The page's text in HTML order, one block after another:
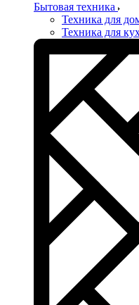
Бытовая техника
Техника для
Техника для